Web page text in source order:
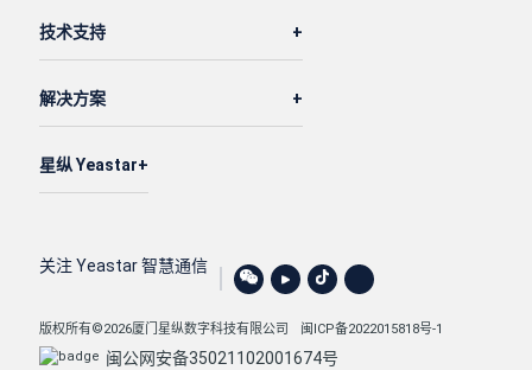
技术支持
解决方案
星纵 Yeastar
关注 Yeastar 智慧通信
版权所有©2026厦门星纵数字科技有限公司 闽ICP备2022015818号-1
闽公网安备35021102001674号